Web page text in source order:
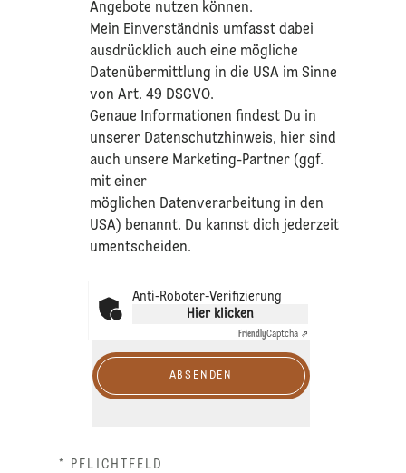
Angebote nutzen können.
Mein Einverständnis umfasst dabei
ausdrücklich auch eine mögliche
Datenübermittlung in die USA im Sinne
von Art. 49 DSGVO.​
​Genaue Informationen findest Du in
unserer Datenschutzhinweis, hier sind
auch unsere Marketing-Partner (ggf.
mit einer
möglichen Datenverarbeitung in den
USA) benannt. Du kannst dich jederzeit
umentscheiden.
Anti-Roboter-Verifizierung
Hier klicken
FriendlyCaptcha ⇗
ABSENDEN
* PFLICHTFELD